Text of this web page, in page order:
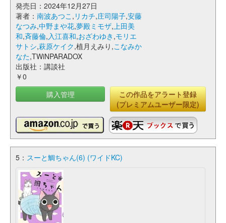
発売日：2024年12月27日
著者： 南波あつこ , リカチ,庄司陽子,安藤
なつみ,中野まや花,夢殿ミモザ,上田美
和,斉藤倫,入江喜和,おざわゆき ,モリエ
サトシ,萩原ケイク,植月えみり,こなみか
なた,TWiNPARADOX
出版社：講談社
￥0
購入管理
この作品をアラート登録
(プレミアムユーザー限定)
5： スーと鯛ちゃん(6) (ワイドKC)